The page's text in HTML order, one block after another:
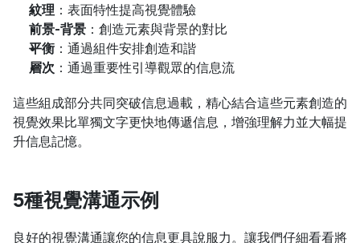
紋理 ：表面特性提高視覺體驗
前景-背景 ：創造元素與背景的對比
平衡 ：通過組件安排創造和諧
層次 ：通過重要性引導觀眾的信息流
這些組成部分共同突破信息過載，精心結合這些元素創造的
視覺效果比單獨文字更快地傳遞信息，增強理解力並大幅提
升信息記憶。
5種視覺溝通示例
良好的視覺溝通讓您的信息更具說服力。讓我們仔細看看將